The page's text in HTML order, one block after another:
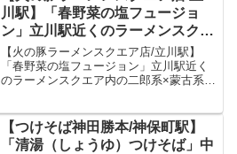
り」を不忍通り方面へ直...
川駅】「春野菜の塩フュージョ
ン」立川駅近くのラーメンスクエ
ア内の二郎系×蒙古系を提供して
いる火の豚さんにて限定メニュー
をいただいてきました！
【火の豚ラーメンスクエア店/立川駅】
「春野菜の塩フュージョン」立川駅近く
のラーメンスクエア内の二郎系×蒙古系を
DAY。立川駅前のラーメン施設、ラーメ
ンスクエアには201...
【つけそば神田勝本/神保町駅】
「清湯（しょうゆ）つけそば」中